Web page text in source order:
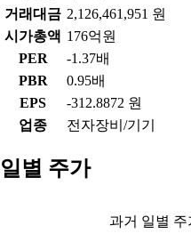
거래대금 2,126,461,951 원
시가총액 176억원
PER
-1.37배
PBR
0.95배
EPS
-312.8872 원
업종
전자장비/기기
일별 주가
과거 일별 주